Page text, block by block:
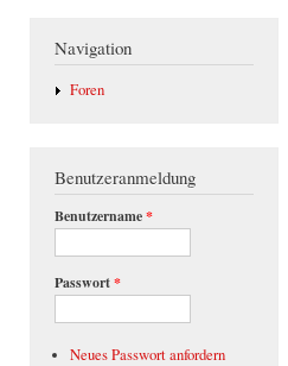
Navigation
Foren
Benutzeranmeldung
Benutzername*
Passwort*
Neues Passwort anfordern